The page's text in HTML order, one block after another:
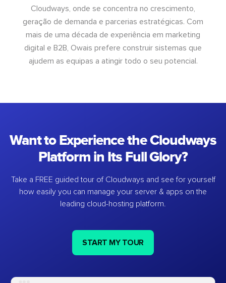
Cloudways, onde se concentra no crescimento,
geração de demanda e parcerias estratégicas. Com
mais de uma década de experiência em marketing
digital e B2B, Owais prefere construir sistemas que
ajudem as equipas a atingir todo o seu potencial.
Want to Experience the Cloudways
Platform in Its Full Glory?
Take a FREE guided tour of Cloudways and see for yourself
how easily you can manage your server & apps on the
leading cloud-hosting platform.
START MY TOUR